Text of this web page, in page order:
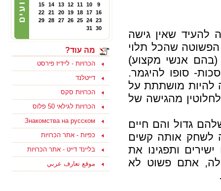
אני יכולה להעיד שאין גישה
שהכל תלוי
אנשי מקצוע)
סופו להיגמר.
להיות מושתתת על
מהגישה של
גדול והם חיים
לשחק אותה קשים
ותפגינו את
אתם פשוט לא
05/10/2024
צוות האתר מאחל לכם
ולמשפחתכם, שתהיה שנה
בשורות טובות, שקט ושלווה
ושכל החטופים יחזרו
במהרה לביתם
15/09/2023
בואו למצוא אהבה ולהנות
בסוף שבוע בים המלח
לפנויים ופנויות - לפרטים
נוספים ליחצו כאן
15/08/2021
ליחצו כאן והצטרפו
9
10
11
12
13
14
15
16
17
18
19
20
21
22
23
24
25
26
27
28
29
30
31
מה עוד?
הכרויות - ליידיז פירסט
דייטלנד
הכרויות סקס
הכרויות לגילאי 50 פלוס
Знакомства на русском
כפיות - אתר הכרויות
בליינד דייט - אתר הכרויות
موقع تعارف عربي